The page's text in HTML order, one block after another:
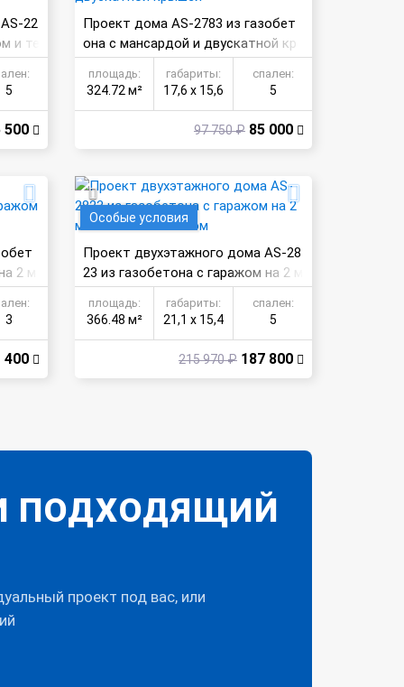
22
и те
5
500
Проект дома AS-2783 из газобет
она с мансардой и двускатной кр
ышей
площадь:
324.72 м²
габариты:
17,6 х 15,6
спален:
5
97 750 ₽ 85 000
2 м
3
400
Особые условия
Проект двухэтажного дома AS-28
23 из газобетона с гаражом на 2 м
ашины и бассейном
площадь:
366.48 м²
габариты:
21,1 х 15,4
спален:
5
215 970 ₽ 187 800
ПОДХОДЯЩИЙ
проект под вас, или